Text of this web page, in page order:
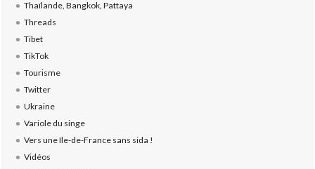
Thaïlande, Bangkok, Pattaya
Threads
Tibet
TikTok
Tourisme
Twitter
Ukraine
Variole du singe
Vers une Ile-de-France sans sida !
Vidéos